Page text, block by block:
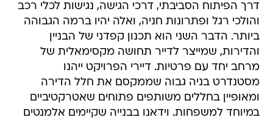
דרך הפיתוח הסביבתי, דרכי הגישה, נגישות לכלי רכב
והולכי רגל ופתרונות חניה, ואלה יהיו ברמה הגבוהה
ביותר. הדבר השני הוא תכנון קפדני של הבניין
והדירות, שמייצר לדייר תחושה מקסימאלית של
מרחב יחד עם פרטיות. דיירי הפרויקט ייהנו
מסטנדרט בניה גבוה שממקסם את חלל הדירה
ומאופיין בחללים משותפים פתוחים שאטרקטיביים
במיוחד למשפחות. וידאנו בבנייה שקיימים אלמנטים